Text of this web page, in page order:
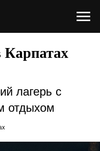
лагерь с
отдыхом